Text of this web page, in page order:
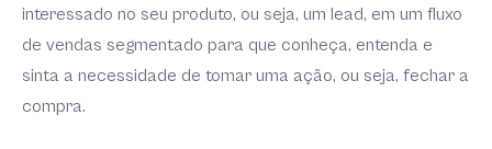
interessado no seu produto, ou seja, um lead, em um fluxo
de vendas segmentado para que conheça, entenda e
sinta a necessidade de tomar uma ação, ou seja, fechar a
compra.